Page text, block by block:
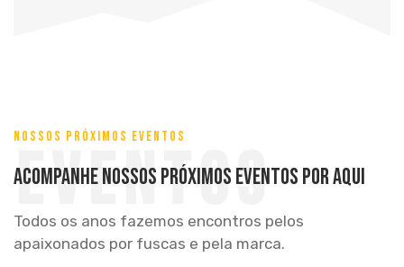
Eventos
NOSSOS PRÓXIMOS EVENTOS
Acompanhe nossos próximos eventos por aqui
Todos os anos fazemos encontros pelos
apaixonados por fuscas e pela marca.